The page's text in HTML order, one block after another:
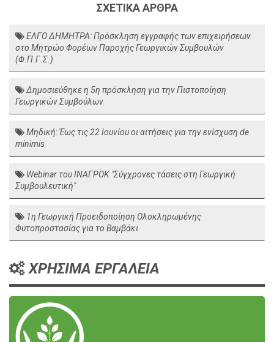
ΣΧΕΤΙΚΑ ΑΡΘΡΑ
ΕΛΓΟ ΔΗΜΗΤΡΑ: Πρόσκληση εγγραφής των επιχειρήσεων
στο Μητρώο Φορέων Παροχής Γεωργικών Συμβουλών
(Φ.Π.Γ.Σ.)
Δημοσιεύθηκε η 5η πρόσκληση για την Πιστοποίηση
Γεωργικών Συμβούλων
Μηδική: Έως τις 22 Ιουνίου οι αιτήσεις για την ενίσχυση de
minimis
Webinar του ΙΝΑΓΡΟΚ "Σύγχρονες τάσεις στη Γεωργική
Συμβουλευτική"
1η Γεωργική Προειδοποίηση Ολοκληρωμένης
Φυτοπροστασίας για το Βαμβάκι
ΧΡΗΣΙΜΑ ΕΡΓΑΛΕΙΑ